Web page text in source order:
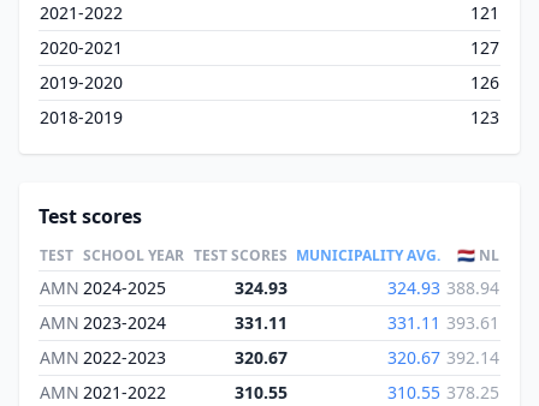
2021-2022
121
2020-2021
127
2019-2020
126
2018-2019
123
Test scores
TEST SCHOOL YEAR TEST SCORES MUNICIPALITY AVG. 🇳🇱 NL
AMN 2024-2025 324.93 324.93 388.94
AMN 2023-2024 331.11 331.11 393.61
AMN 2022-2023 320.67 320.67 392.14
AMN 2021-2022 310.55 310.55 378.25